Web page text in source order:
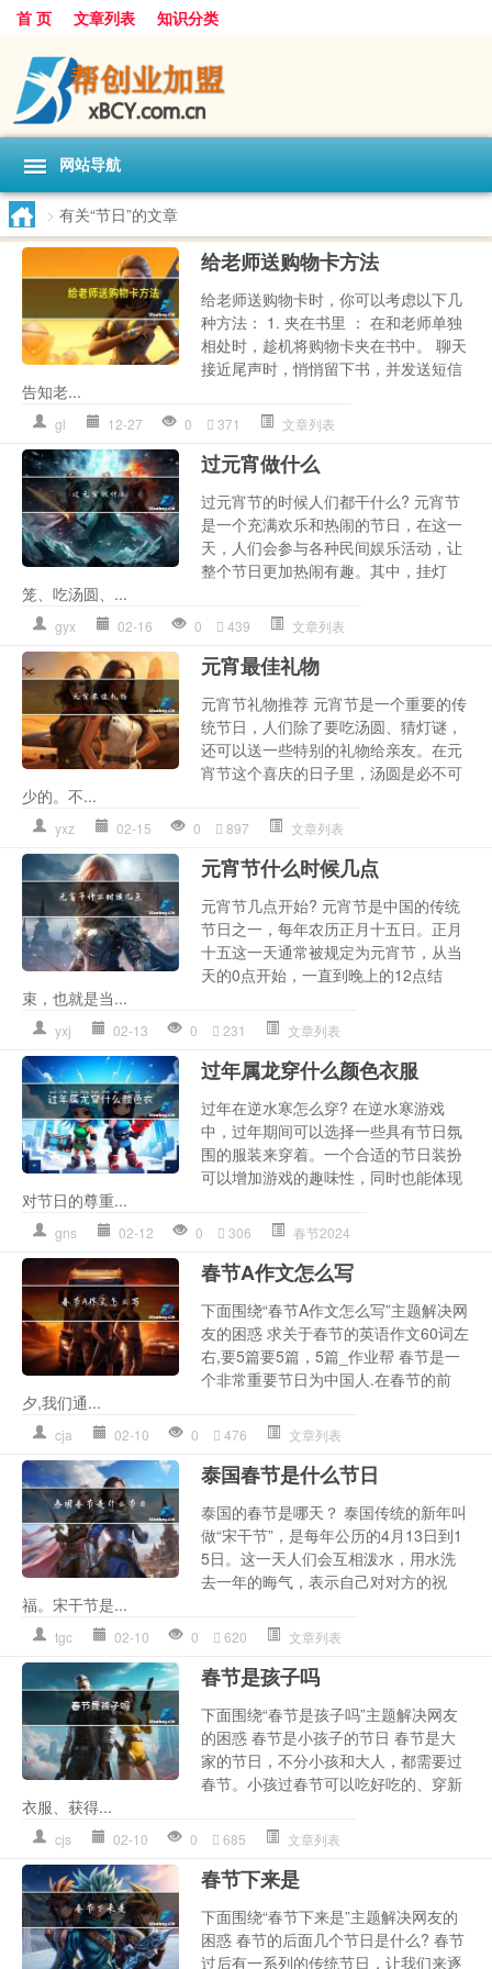
首 页 文章列表 知识分类
网站导航
> 有关“节日”的文章
给老师送购物卡方法
给老师送购物卡时，你可以考虑以下几
种方法： 1. 夹在书里 ： 在和老师单独
相处时，趁机将购物卡夹在书中。 聊天
接近尾声时，悄悄留下书，并发送短信
告知老...
gl 12-27 0 371 文章列表
过元宵做什么
过元宵节的时候人们都干什么? 元宵节
是一个充满欢乐和热闹的节日，在这一
天，人们会参与各种民间娱乐活动，让
整个节日更加热闹有趣。其中，挂灯
笼、吃汤圆、...
gyx 02-16 0 439 文章列表
元宵最佳礼物
元宵节礼物推荐 元宵节是一个重要的传
统节日，人们除了要吃汤圆、猜灯谜，
还可以送一些特别的礼物给亲友。在元
宵节这个喜庆的日子里，汤圆是必不可
少的。不...
yxz 02-15 0 897 文章列表
元宵节什么时候几点
元宵节几点开始? 元宵节是中国的传统
节日之一，每年农历正月十五日。正月
十五这一天通常被规定为元宵节，从当
天的0点开始，一直到晚上的12点结
束，也就是当...
yxj 02-13 0 231 文章列表
过年属龙穿什么颜色衣服
过年在逆水寒怎么穿? 在逆水寒游戏
中，过年期间可以选择一些具有节日氛
围的服装来穿着。一个合适的节日装扮
可以增加游戏的趣味性，同时也能体现
对节日的尊重...
gns 02-12 0 306 春节2024
春节A作文怎么写
下面围绕“春节A作文怎么写”主题解决网
友的困惑 求关于春节的英语作文60词左
右,要5篇要5篇，5篇_作业帮 春节是一
个非常重要节日为中国人.在春节的前
夕,我们通...
cja 02-10 0 476 文章列表
泰国春节是什么节日
泰国的春节是哪天？ 泰国传统的新年叫
做“宋干节”，是每年公历的4月13日到1
5日。这一天人们会互相泼水，用水洗
去一年的晦气，表示自己对对方的祝
福。宋干节是...
tgc 02-10 0 620 文章列表
春节是孩子吗
下面围绕“春节是孩子吗”主题解决网友
的困惑 春节是小孩子的节日 春节是大
家的节日，不分小孩和大人，都需要过
春节。小孩过春节可以吃好吃的、穿新
衣服、获得...
cjs 02-10 0 685 文章列表
春节下来是
下面围绕“春节下来是”主题解决网友的
困惑 春节的后面几个节日是什么? 春节
过后有一系列的传统节日，让我们来逐